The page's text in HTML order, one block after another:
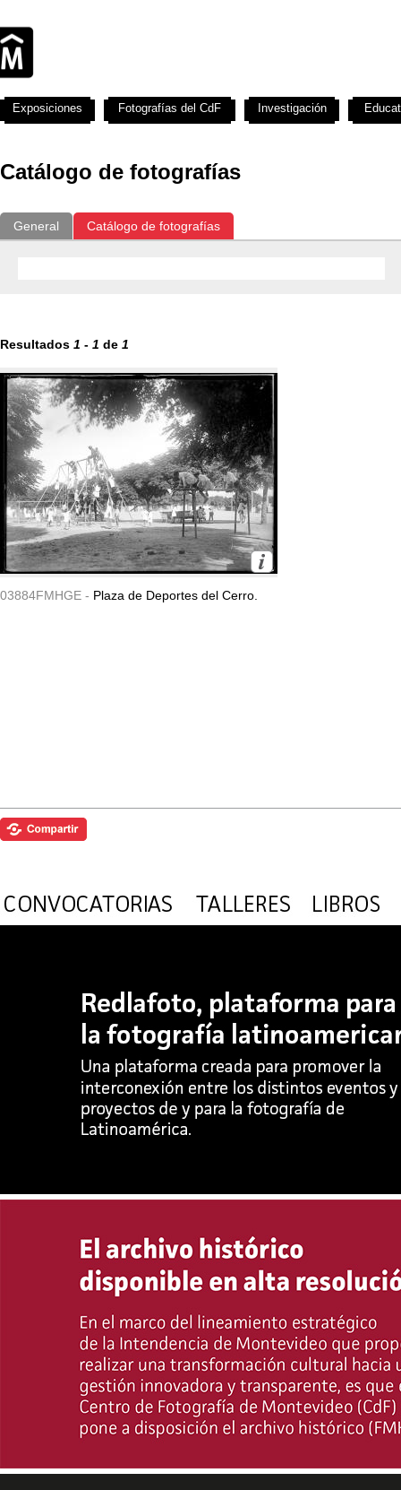
Catálogo de fotografías
General Catálogo de fotografías
Resultados 1 - 1 de 1
03884FMHGE - Plaza de Deportes del Cerro.
Exposiciones Fotografías del CdF Investigación